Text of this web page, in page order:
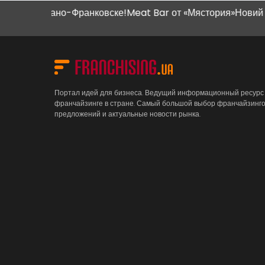
Франковске!Meat Bar от «Мястория»Новий магазин
Портал идей для бизнеса. Ведущий информационный ресурс
франчайзинге в стране. Самый большой выбор
предложений и актуальные новости рынка.